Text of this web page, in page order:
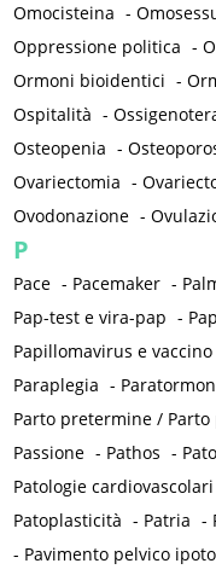
Omocisteina -
Oppressione politica -
Ormoni bioidentici -
Ospitalità -
Osteopenia -
Ovariectomia -
Ovodonazione -
P
Pace - Pacemaker -
Pap-test e vira-pap -
Papillomavirus e vaccino
Paraplegia -
Parto pretermine /
Passione - Pathos -
Patologie cardiovascolari
Patoplasticità - Patria -
- Pavimento pelvico